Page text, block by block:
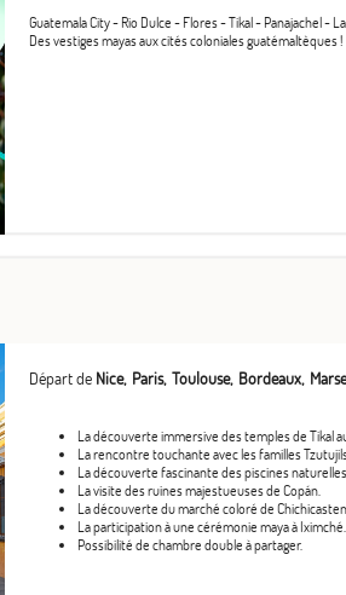
Guatemala City - Rio Dulce - Flores - Tikal - Panajachel -
Des vestiges mayas aux cités coloniales guatémaltèques !
Départ de Nice Paris Toulouse Bordeaux
La découverte immersive des temples de Tikal
La rencontre touchante avec les familles
La découverte fascinante des piscines
La visite des ruines majestueuses de Copán.
La découverte du marché coloré de
La participation à une cérémonie maya à Iximché.
Possibilité de chambre double à partager.